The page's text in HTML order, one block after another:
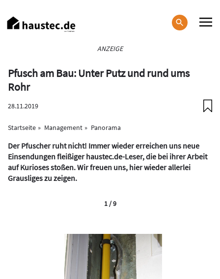
zum
Inhalt
ANZEIGE
Pfusch am Bau: Unter Putz und rund ums
Rohr
28.11.2019
Startseite Management Panorama
Der Pfuscher ruht nicht! Immer wieder erreichen uns neue
Einsendungen fleißiger haustec.de-Leser, die bei ihrer Arbeit
auf Kurioses stoßen. Wir freuen uns, hier wieder allerlei
Grausliges zu zeigen.
1 / 9